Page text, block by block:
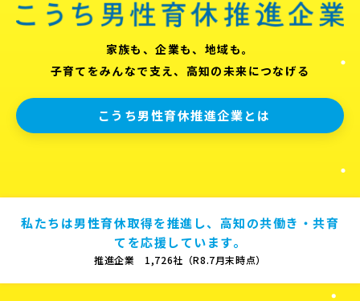
家族も、企業も、地域も。
子育てをみんなで支え、高知の未来につなげる
こうち男性育休推進企業とは
私たちは男性育休取得を推進し、高知の共働き・共育
てを応援しています。
推進企業 1,726社（R8.7月末時点）